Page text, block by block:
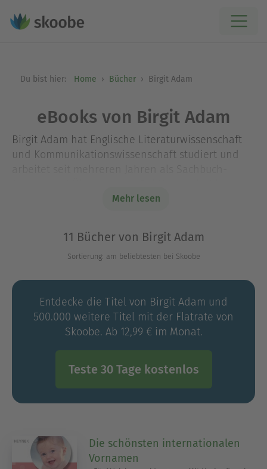
Du bist hier: Home Bücher Birgit Adam
eBooks von Birgit Adam
Birgit Adam hat Englische Literaturwissenschaft
und Kommunikationswissenschaft studiert und
Bereich „Feste feiern“ bisher die folgenden Titel
Hochzeit“, „Die schönsten Spiele und Einlagen für
die Hochzeitsfeier“, „So gelingt die
Hochzeitsfeier“, „Wir feiern Kindergeburtstag“,
„Hochzeitsbräuche“. Birgit Adam ist 36 Jahre alt
und lebt in Augsburg.
Mehr lesen
11 Bücher von Birgit Adam
Sortierung: am beliebtesten bei Skoobe
Entdecke die Titel von Birgit Adam und
500.000 weitere Titel mit der Flatrate von
Skoobe. Ab 12,99 € im Monat.
Teste 30 Tage kostenlos
Die schönsten internationalen
Vornamen